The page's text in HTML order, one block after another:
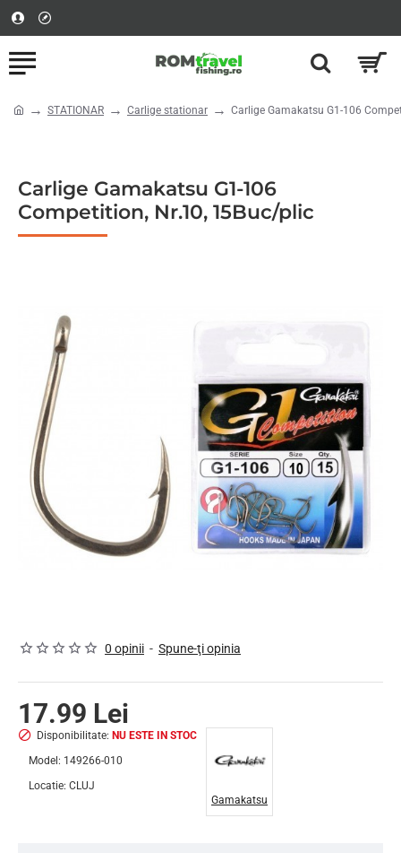
Carlige Gamakatsu G1-106
Competition, Nr.10, 15Buc/plic
STATIONAR Carlige stationar Carlige Gamakatsu G1-106
NU ESTE IN STOC 0 opinii - Spune-ţi opinia
17.99 Lei
Disponibilitate: NU ESTE IN STOC
Model: 149266-010
Locatie: CLUJ
Gamakatsu